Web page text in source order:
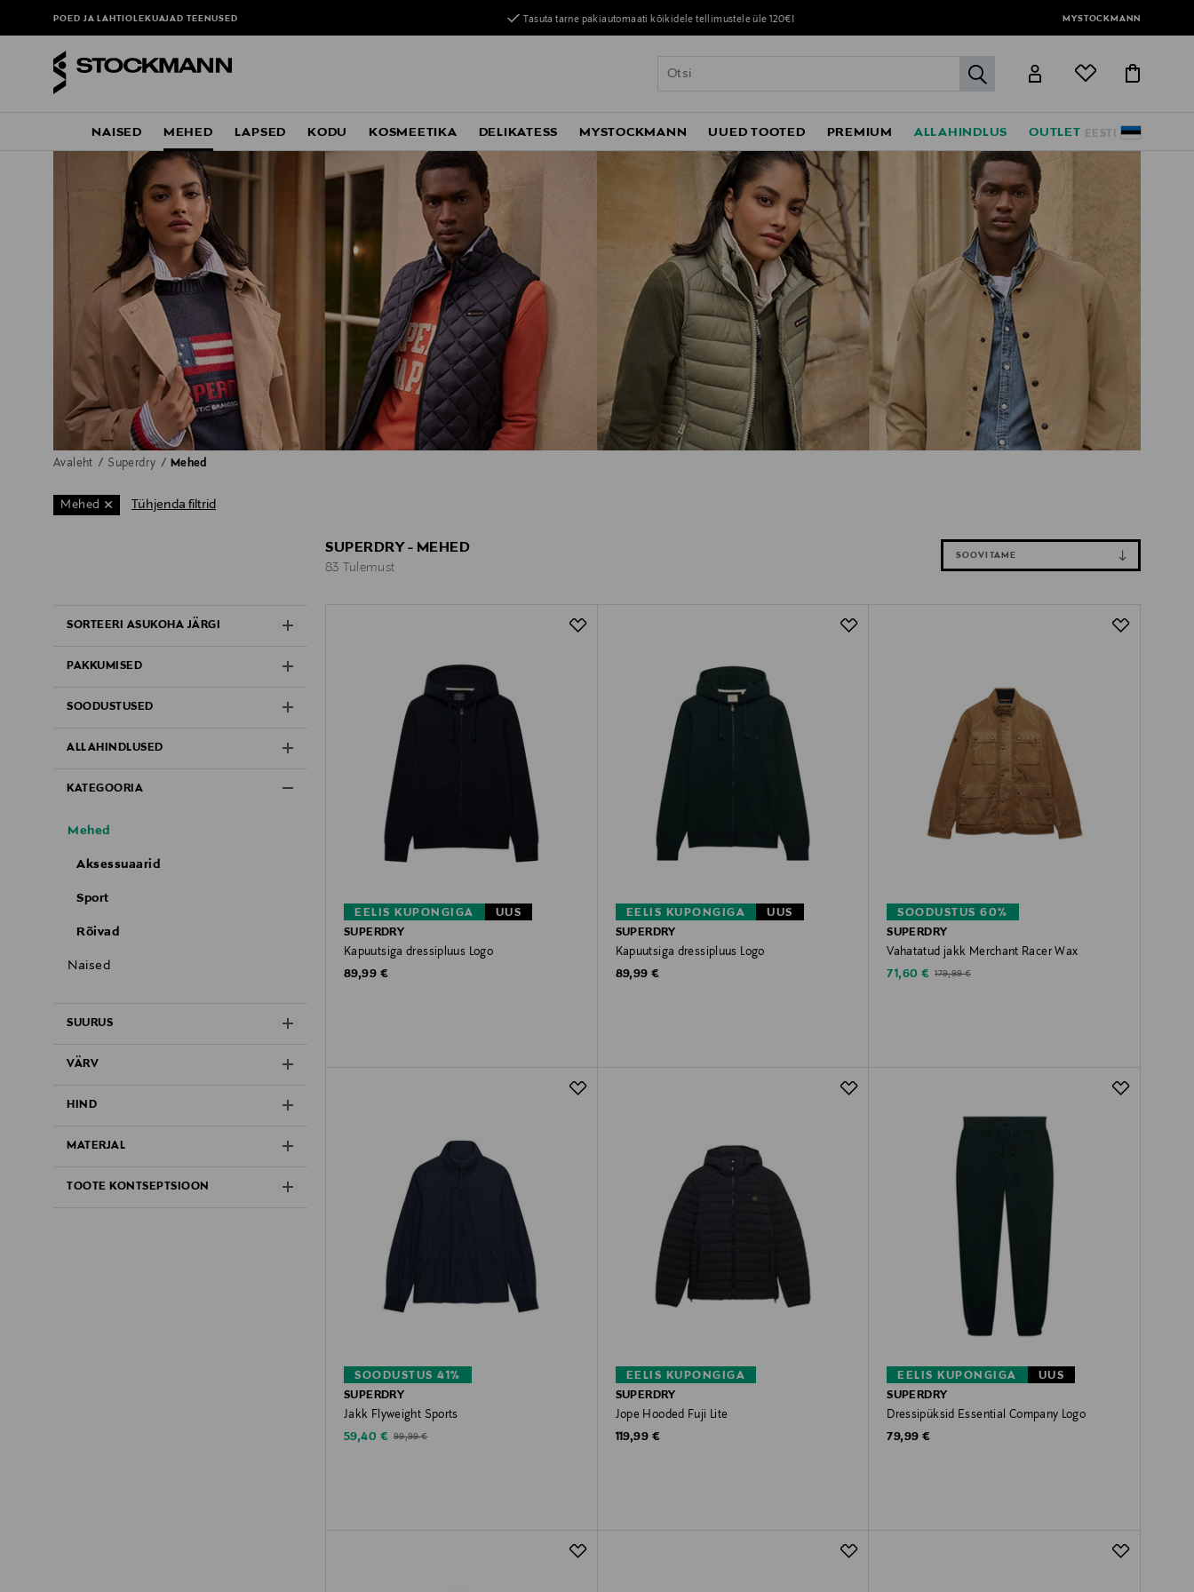
POED JA LAHTIOLEKUAJADTEENUSED Tasuta tarne pakiautomaati kõikidele tellimustele üle 120€! MYSTOCKMANN
label.header.go
EESTI
NAISED MEHED LAPSED KODU KOSMEETIKA DELIKATESS MYSTOCKMANN UUED TOOTED PREMIUM ALLAHINDLUS OUTLET
Avaleht Superdry Mehed
Mehed Tühjenda filtrid
SORTEERI ASUKOHA JÄRGI
PAKKUMISED
SOODUSTUSED
ALLAHINDLUSED
KATEGOORIA
Mehed
Aksessuaarid
Sport
Rõivad
Naised
SUURUS
VÄRV
HIND
MATERJAL
TOOTE KONTSEPTSIOON
SUPERDRY - MEHED
83 Tulemust
SOOVITAME
EELIS KUPONGIGA
UUS
SUPERDRY
Kapuutsiga dressipluus Logo
Original Price
89,99 €
EELIS KUPONGIGA
UUS
SUPERDRY
Kapuutsiga dressipluus Logo
Original Price
89,99 €
SOODUSTUS 60%
SUPERDRY
Vahatatud jakk Merchant Racer Wax
Discounted Price
71,60 € Original Price
179,99 €
SOODUSTUS 41%
SUPERDRY
Jakk Flyweight Sports
Discounted Price
59,40 € Original Price
99,99 €
EELIS KUPONGIGA
SUPERDRY
Jope Hooded Fuji Lite
Original Price
119,99 €
EELIS KUPONGIGA
UUS
SUPERDRY
Dressipüksid Essential Company Logo
Original Price
79,99 €